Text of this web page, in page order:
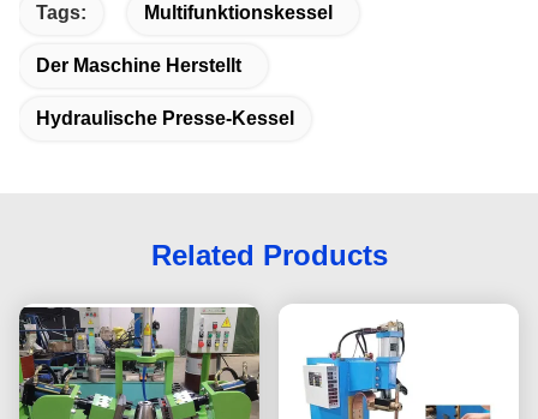
Tags: Multifunktionskessel
Der Maschine Herstellt
Hydraulische Presse-Kessel
Related Products